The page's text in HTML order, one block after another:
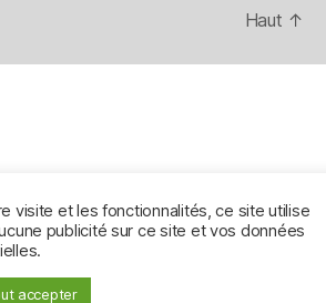
Haut ↑
visite et les fonctionnalités, ce site utilise
publicité sur ce site et vos données
accepter